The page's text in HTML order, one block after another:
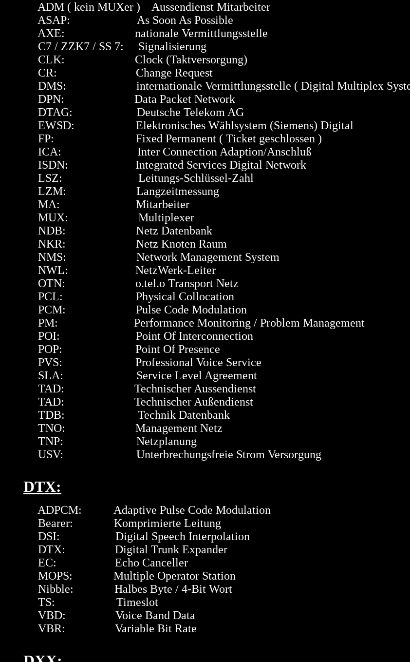
ADM ( kein MUXer ) Aussendienst Mitarbeiter
ASAP: As Soon As Possible
AXE: nationale Vermittlungsstelle
C7 / ZZK7 / SS 7: Signalisierung
CLK: Clock (Taktversorgung)
CR: Change Request
DMS: internationale Vermittlungsstelle ( Digital Multiplex
DPN: Data Packet Network
DTAG: Deutsche Telekom AG
EWSD: Elektronisches Wählsystem (Siemens) Digital
FP: Fixed Permanent ( Ticket geschlossen )
ICA: Inter Connection Adaption/Anschluß
ISDN: Integrated Services Digital Network
LSZ: Leitungs-Schlüssel-Zahl
LZM: Langzeitmessung
MA: Mitarbeiter
MUX: Multiplexer
NDB: Netz Datenbank
NKR: Netz Knoten Raum
NMS: Network Management System
NWL: NetzWerk-Leiter
OTN: o.tel.o Transport Netz
PCL: Physical Collocation
PCM: Pulse Code Modulation
PM: Performance Monitoring / Problem Management
POI: Point Of Interconnection
POP: Point Of Presence
PVS: Professional Voice Service
SLA: Service Level Agreement
TAD: Technischer Aussendienst
TAD: Technischer Außendienst
TDB: Technik Datenbank
TNO: Management Netz
TNP: Netzplanung
USV: Unterbrechungsfreie Strom Versorgung
DTX:
ADPCM: Adaptive Pulse Code Modulation
Bearer: Komprimierte Leitung
DSI: Digital Speech Interpolation
DTX: Digital Trunk Expander
EC: Echo Canceller
MOPS: Multiple Operator Station
Nibble: Halbes Byte / 4-Bit Wort
TS: Timeslot
VBD: Voice Band Data
VBR: Variable Bit Rate